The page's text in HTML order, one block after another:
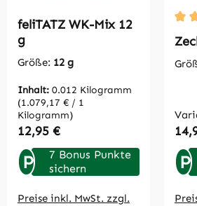
feliTATZ WK-Mix 12
g
Größe: 12 g
Inhalt: 0.012 Kilogramm
(1.079,17 € / 1
Kilogramm)
Regulärer Preis:
12,95 €
P
7 Bonus Punkte
sichern
Preise inkl. MwSt. zzgl.
P